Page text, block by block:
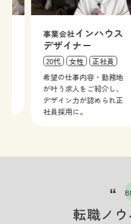
事業会社インハウス
デザイナー
女性
正社員
希望の仕事内容・勤務地
が叶う求人をご紹介し、
デザイン力が認められ正
社員採用に。
“
転職ノ